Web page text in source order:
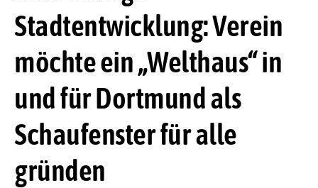
Stadtentwicklung: Verein
möchte ein „Welthaus“ in
und für Dortmund als
Schaufenster für alle
gründen